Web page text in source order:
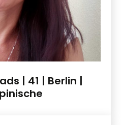
| 41 | Berlin |